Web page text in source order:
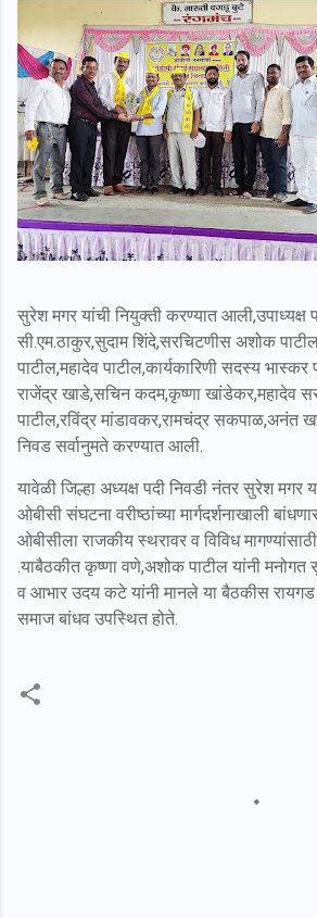
सुरेश मगर यांची नियुक्ती करण्यात आली,उपाध्यक्ष
सी.एम.ठाकुर,सुदाम शिंदे,सरचिटणीस अशोक
पाटील,महादेव पाटील,कार्यकारिणी सदस्य
राजेंद्र खाडे,सचिन कदम,कृष्णा खांडेकर,महादेव
पाटील,रविंद्र मांडावकर,रामचंद्र सकपाळ,अनंत
निवड सर्वानुमते करण्यात आली.
यावेळी जिल्हा अध्यक्ष पदी निवडी नंतर सुरेश मगर
ओबीसी संघटना वरीष्ठांच्या मार्गदर्शनाखाली
ओबीसीला राजकीय स्थरावर व विविध
.याबैठकीत कृष्णा वणे,अशोक पाटील यांनी
व आभार उदय कटे यांनी मानले या बैठकीस रायगड
समाज बांधव उपस्थित होते.